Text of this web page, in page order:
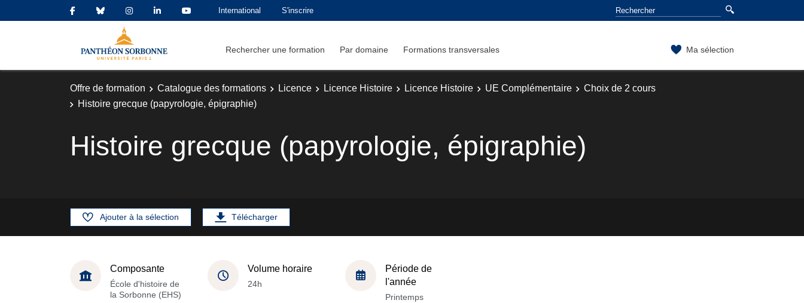
International S'inscrire
Rechercher une formation Par domaine Formations transversales Ma sélection
Offre de formation Catalogue des formations Licence Licence Histoire Licence Histoire UE Complémentaire
Choix de 2 cours
Histoire grecque (papyrologie, épigraphie)
Histoire grecque (papyrologie, épigraphie)
Ajouter à la sélection Télécharger
Composante
École d'histoire de
la Sorbonne (EHS)
Volume horaire
24h
Période de
l'année
Printemps